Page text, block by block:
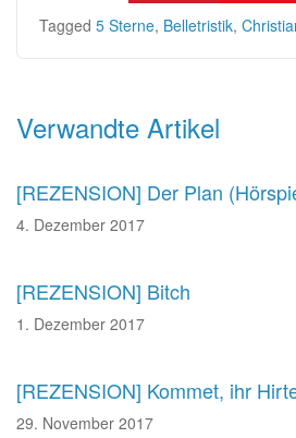
Tagged 5 Sterne, Belletristik,
Verwandte Artikel
[REZENSION] Der Plan
4. Dezember 2017
[REZENSION] Bitch
1. Dezember 2017
[REZENSION] Kommet, ihr
29. November 2017
Beitragsnavigation